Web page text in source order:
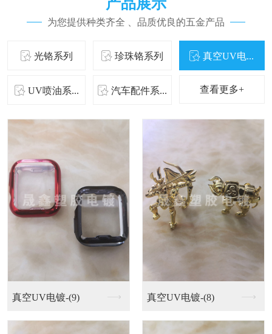
为您提供种类齐全 、品质优良的五金产品
光铬系列 珍珠铬系列 真空UV电...
UV喷油系... 汽车配件系... 查看更多+
UV喷油系列-(9) UV喷油系列-(8)